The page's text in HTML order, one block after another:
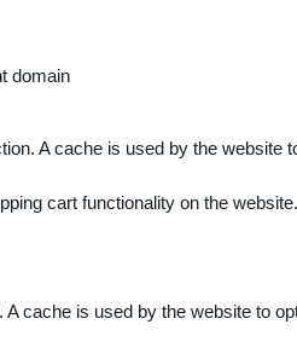
domain
A cache is used by the
cart functionality on the website.
cache is used by the website to